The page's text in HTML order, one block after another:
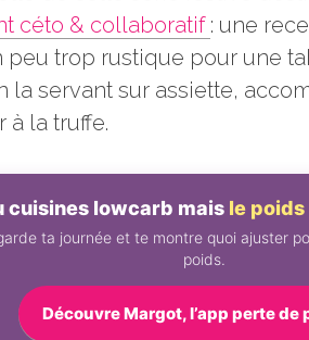
céto & collaboratif : une
trop rustique pour une
la servant sur assiette,
à la truffe.
cuisines lowcarb mais le poids
ta journée et te montre quoi ajuster
poids.
Découvre Margot, l’app perte de